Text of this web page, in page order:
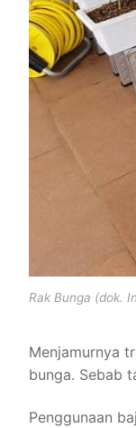
Rak Bunga (dok.
Menjamurnya
bunga. Sebab
Penggunaan